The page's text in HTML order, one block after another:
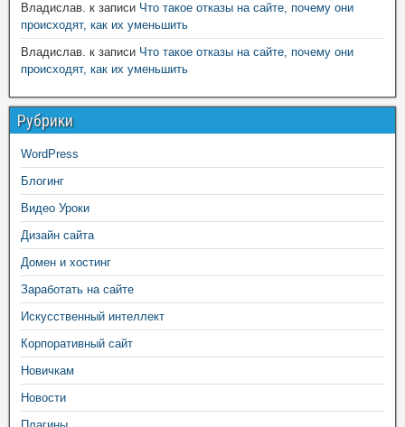
Владислав. к записи Что такое отказы на сайте, почему они
происходят, как их уменьшить
Владислав. к записи Что такое отказы на сайте, почему они
происходят, как их уменьшить
Рубрики
WordPress
Блогинг
Видео Уроки
Дизайн сайта
Домен и хостинг
Заработать на сайте
Искусственный интеллект
Корпоративный сайт
Новичкам
Новости